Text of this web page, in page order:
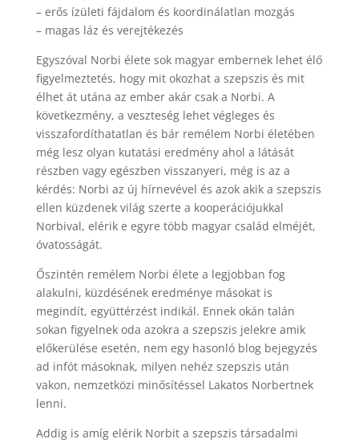
– erős ízületi fájdalom és koordinálatlan mozgás
– magas láz és verejtékezés
Egyszóval Norbi élete sok magyar embernek lehet élő
figyelmeztetés, hogy mit okozhat a szepszis és mit
élhet át utána az ember akár csak a Norbi. A
következmény, a veszteség lehet végleges és
visszafordíthatatlan és bár remélem Norbi életében
még lesz olyan kutatási eredmény ahol a látását
részben vagy egészben visszanyeri, még is az a
kérdés: Norbi az új hírnevével és azok akik a szepszis
ellen küzdenek világ szerte a kooperációjukkal
Norbival, elérik e egyre több magyar család elméjét,
óvatosságát.
Őszintén remélem Norbi élete a legjobban fog
alakulni, küzdésének eredménye másokat is
megindít, együttérzést indikál. Ennek okán talán
sokan figyelnek oda azokra a szepszis jelekre amik
előkerülése esetén, nem egy hasonló blog bejegyzés
ad infót másoknak, milyen nehéz szepszis után
vakon, nemzetközi minősítéssel Lakatos Norbertnek
lenni.
Addig is amíg elérik Norbit a szepszis társadalmi